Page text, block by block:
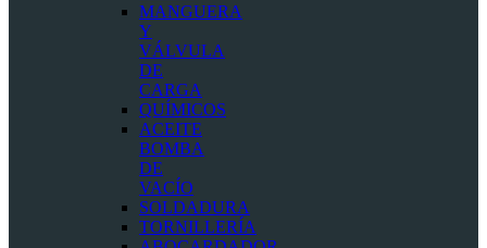
MANGUERA
Y
VÁLVULA
DE
CARGA
QUÍMICOS
ACEITE
BOMBA
DE
VACÍO
SOLDADURA
TORNILLERÍA